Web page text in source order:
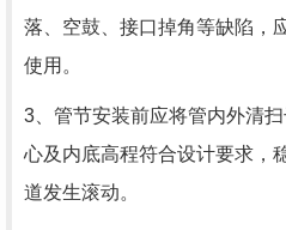
落、空鼓、接口掉角等缺陷，
使用。
3、管节安装前应将管内外清
心及内底高程符合设计要求，
道发生滚动。